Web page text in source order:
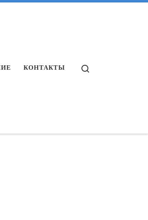
КОНТАКТЫ